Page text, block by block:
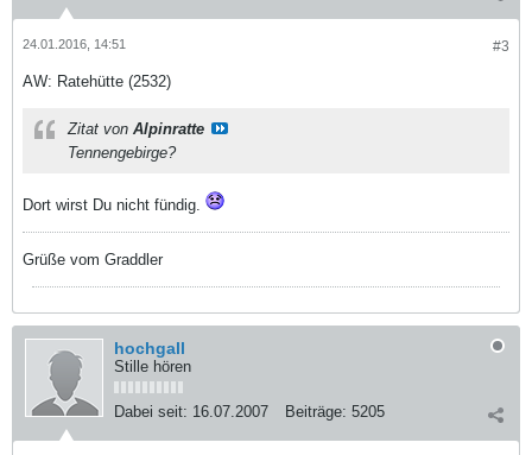
#3
24.01.2016, 14:51
AW: Ratehütte (2532)
Zitat von Alpinratte
Tennengebirge?
Dort wirst Du nicht fündig.
Grüße vom Graddler
hochgall
Stille hören
Dabei seit: 16.07.2007 Beiträge: 5205